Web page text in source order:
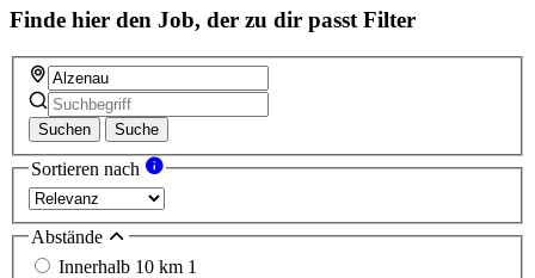
Finde hier den Job, der zu dir passt Filter
Suchen Suche
Sortieren nach
Abstände
Innerhalb 10 km 1